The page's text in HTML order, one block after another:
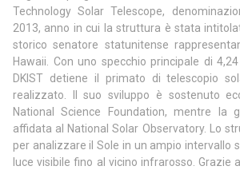
Technology Solar Telescope,
2013, anno in cui la struttura è stata
storico senatore statunitense
Hawaii. Con uno specchio principale di
DKIST detiene il primato di telescopio
realizzato. Il suo sviluppo è sostenuto
National Science Foundation, mentre la
affidata al National Solar Observatory. Lo
per analizzare il Sole in un ampio intervallo
luce visibile fino al vicino infrarosso. Grazie